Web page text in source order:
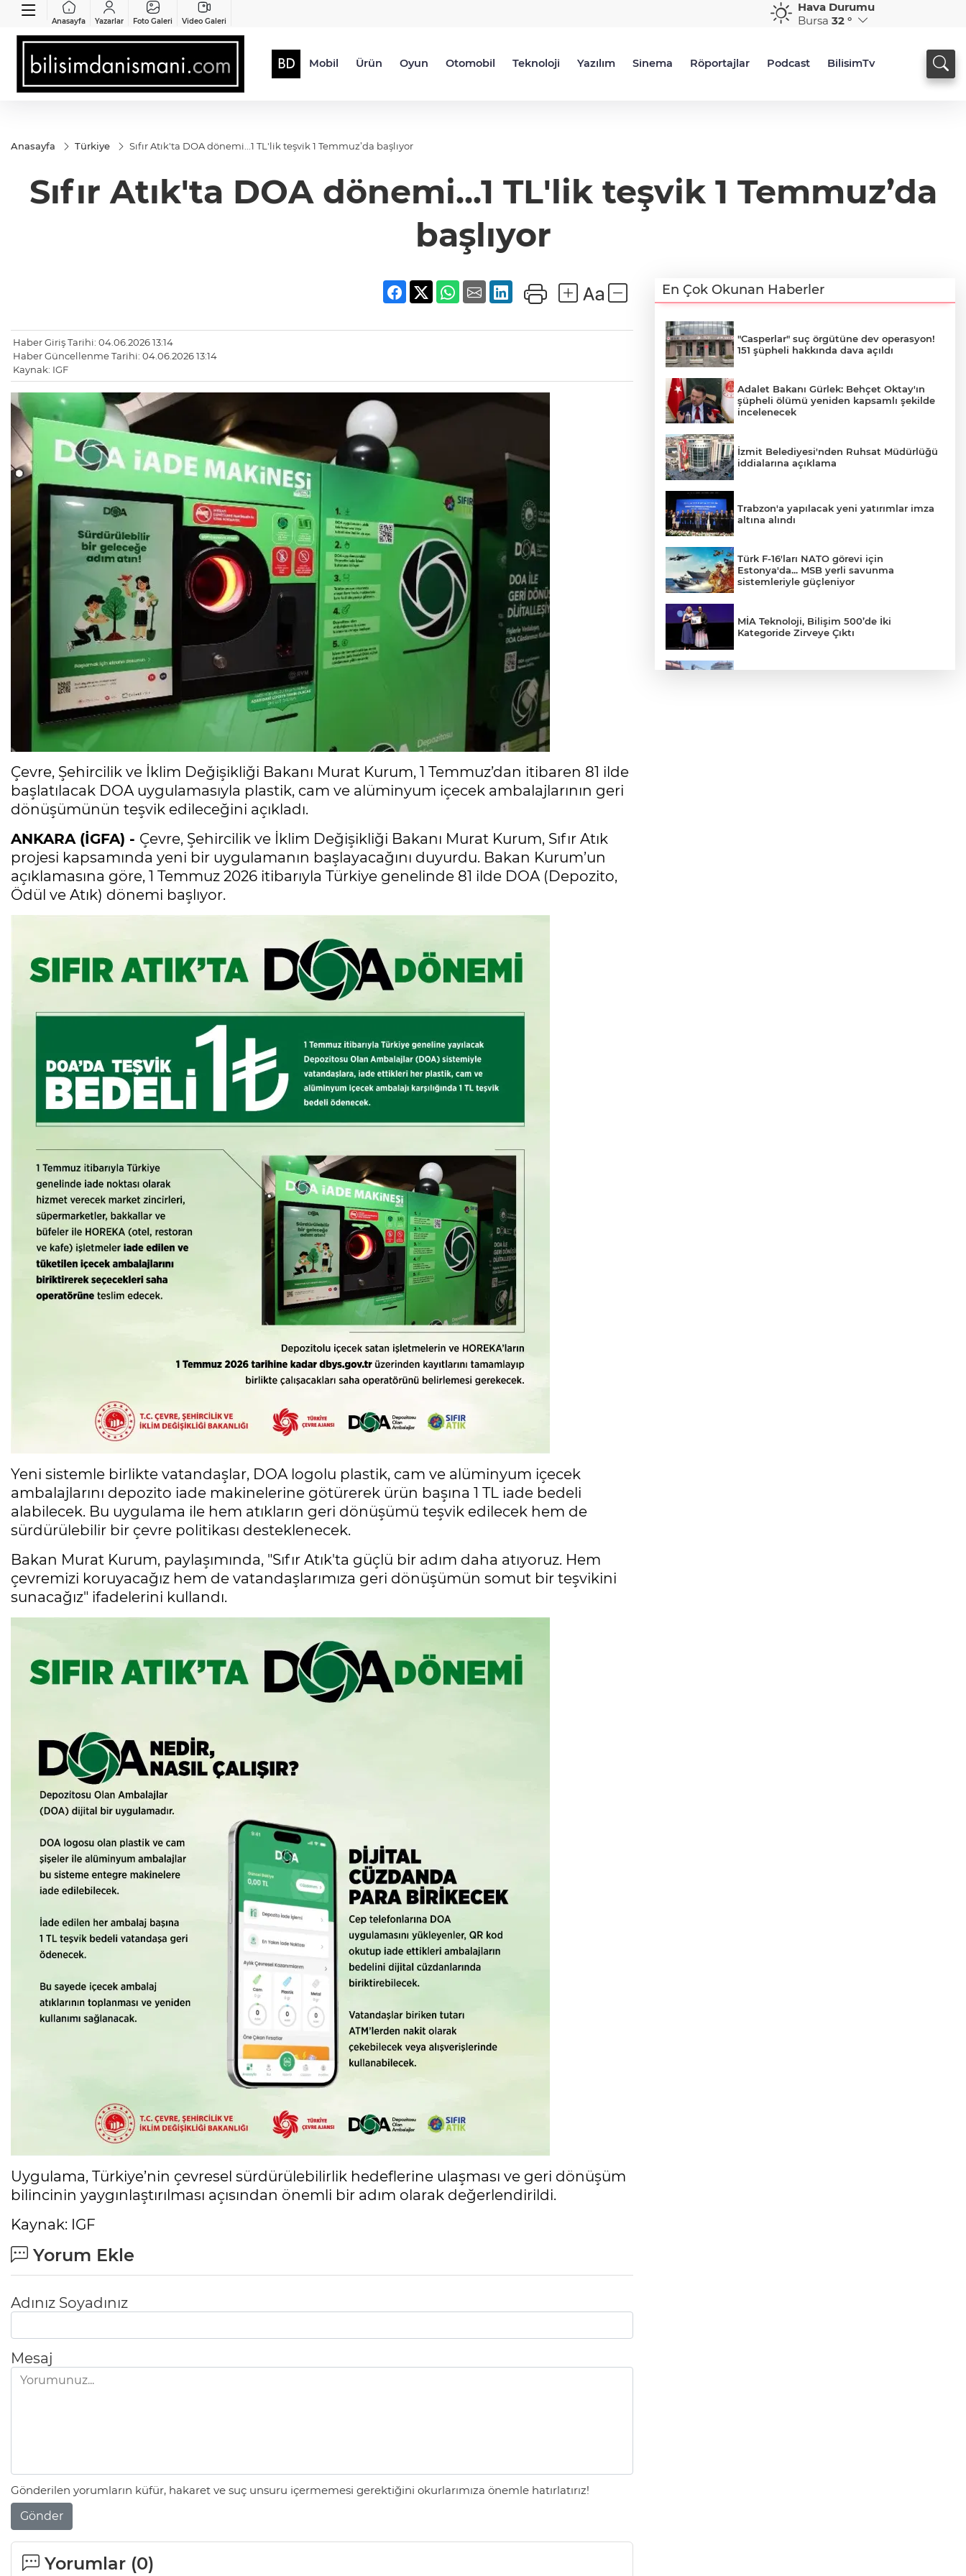
Anasayfa Yazarlar Foto Galeri Video Galeri
Hava Durumu
Bursa 32 °
Mobil Ürün Oyun Otomobil Teknoloji Yazılım Sinema Röportajlar Podcast BilisimTv
Anasayfa Türkiye Sıfır Atık'ta DOA dönemi...1 TL'lik teşvik 1 Temmuz’da başlıyor
Sıfır Atık'ta DOA dönemi...1 TL'lik teşvik 1 Temmuz’da
başlıyor
Haber Giriş Tarihi: 04.06.2026 13:14
Haber Güncellenme Tarihi: 04.06.2026 13:14
Kaynak: IGF
Çevre, Şehircilik ve İklim Değişikliği Bakanı Murat Kurum, 1 Temmuz’dan itibaren 81 ilde
başlatılacak DOA uygulamasıyla plastik, cam ve alüminyum içecek ambalajlarının geri
dönüşümünün teşvik edileceğini açıkladı.
ANKARA (İGFA) - Çevre, Şehircilik ve İklim Değişikliği Bakanı Murat Kurum, Sıfır Atık
projesi kapsamında yeni bir uygulamanın başlayacağını duyurdu. Bakan Kurum’un
açıklamasına göre, 1 Temmuz 2026 itibarıyla Türkiye genelinde 81 ilde DOA (Depozito,
Ödül ve Atık) dönemi başlıyor.
Yeni sistemle birlikte vatandaşlar, DOA logolu plastik, cam ve alüminyum içecek
ambalajlarını depozito iade makinelerine götürerek ürün başına 1 TL iade bedeli
alabilecek. Bu uygulama ile hem atıkların geri dönüşümü teşvik edilecek hem de
sürdürülebilir bir çevre politikası desteklenecek.
Bakan Murat Kurum, paylaşımında, "Sıfır Atık'ta güçlü bir adım daha atıyoruz. Hem
çevremizi koruyacağız hem de vatandaşlarımıza geri dönüşümün somut bir teşvikini
sunacağız" ifadelerini kullandı.
Uygulama, Türkiye’nin çevresel sürdürülebilirlik hedeflerine ulaşması ve geri dönüşüm
bilincinin yaygınlaştırılması açısından önemli bir adım olarak değerlendirildi.
Kaynak: IGF
Yorum Ekle
Adınız Soyadınız
Mesaj
Gönderilen yorumların küfür, hakaret ve suç unsuru içermemesi gerektiğini okurlarımıza önemle hatırlatırız!
Gönder
Yorumlar (0)
En Çok Okunan Haberler
"Casperlar" suç örgütüne dev operasyon!
151 şüpheli hakkında dava açıldı
Adalet Bakanı Gürlek: Behçet Oktay'ın
şüpheli ölümü yeniden kapsamlı şekilde
incelenecek
İzmit Belediyesi'nden Ruhsat Müdürlüğü
iddialarına açıklama
Trabzon'a yapılacak yeni yatırımlar imza
altına alındı
Türk F-16'ları NATO görevi için
Estonya'da... MSB yerli savunma
sistemleriyle güçleniyor
MİA Teknoloji, Bilişim 500’de İki
Kategoride Zirveye Çıktı